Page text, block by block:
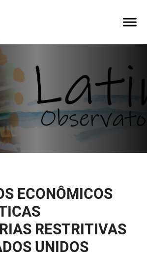
ECONÔMICOS
RESTRITIVAS
UNIDOS